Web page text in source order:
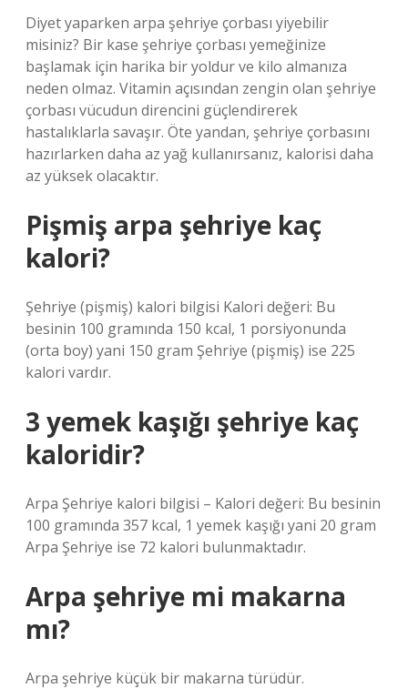
Diyet yaparken arpa şehriye çorbası yiyebilir
misiniz? Bir kase şehriye çorbası yemeğinize
başlamak için harika bir yoldur ve kilo almanıza
neden olmaz. Vitamin açısından zengin olan şehriye
çorbası vücudun direncini güçlendirerek
hastalıklarla savaşır. Öte yandan, şehriye çorbasını
hazırlarken daha az yağ kullanırsanız, kalorisi daha
az yüksek olacaktır.
Pişmiş arpa şehriye kaç
kalori?
Şehriye (pişmiş) kalori bilgisi Kalori değeri: Bu
besinin 100 gramında 150 kcal, 1 porsiyonunda
(orta boy) yani 150 gram Şehriye (pişmiş) ise 225
kalori vardır.
3 yemek kaşığı şehriye kaç
kaloridir?
Arpa Şehriye kalori bilgisi – Kalori değeri: Bu besinin
100 gramında 357 kcal, 1 yemek kaşığı yani 20 gram
Arpa Şehriye ise 72 kalori bulunmaktadır.
Arpa şehriye mi makarna
mı?
Arpa şehriye küçük bir makarna türüdür.